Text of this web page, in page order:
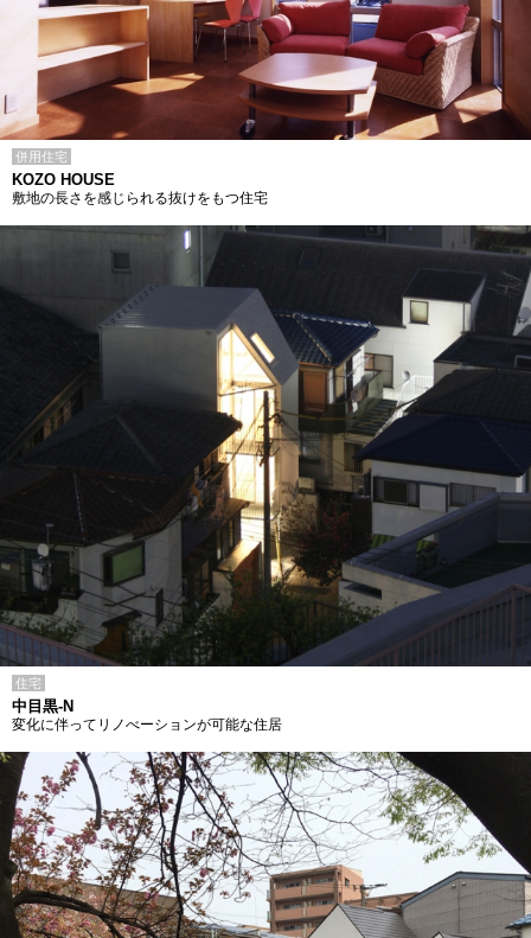
併用住宅
KOZO HOUSE
敷地の長さを感じられる抜けをもつ住宅
住宅
中目黒-N
変化に伴ってリノべーションが可能な住居